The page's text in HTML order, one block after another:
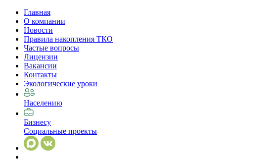
Главная
О компании
Новости
Правила накопления ТКО
Частые вопросы
Лицензии
Вакансии
Контакты
Экологические уроки
Населению
Бизнесу
Социальные проекты